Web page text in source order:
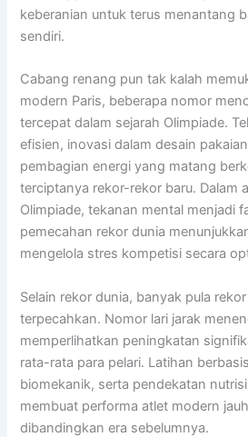
keberanian untuk terus menantang
sendiri.
Cabang renang pun tak kalah
modern Paris, beberapa nomor
tercepat dalam sejarah Olimpiade.
efisien, inovasi dalam desain
pembagian energi yang matang
terciptanya rekor-rekor baru. Dalam
Olimpiade, tekanan mental menjadi
pemecahan rekor dunia
mengelola stres kompetisi secara
Selain rekor dunia, banyak pula
terpecahkan. Nomor lari jarak
memperlihatkan peningkatan
rata-rata para pelari. Latihan
biomekanik, serta pendekatan
membuat performa atlet modern
dibandingkan era sebelumnya.